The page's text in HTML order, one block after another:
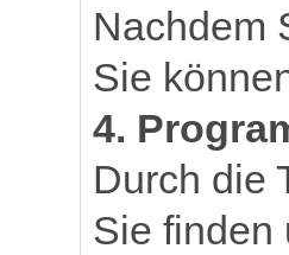
Nachdem
Sie
4.
Durch die
Sie finden